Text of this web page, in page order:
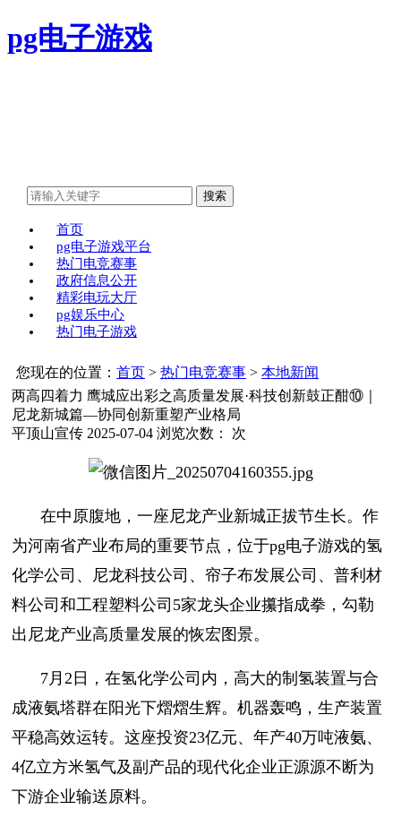
pg电子游戏
首页
pg电子游戏平台
热门电竞赛事
政府信息公开
精彩电玩大厅
pg娱乐中心
热门电子游戏
您现在的位置： 首页 > 热门电竞赛事 > 本地新闻
两高四着力 鹰城应出彩之高质量发展·科技创新鼓正酣⑩｜
尼龙新城篇—协同创新重塑产业格局
平顶山宣传 2025-07-04 浏览次数： 次
在中原腹地，一座尼龙产业新城正拔节生长。作
为河南省产业布局的重要节点，位于pg电子游戏的氢
化学公司、尼龙科技公司、帘子布发展公司、普利材
料公司和工程塑料公司5家龙头企业攥指成拳，勾勒
出尼龙产业高质量发展的恢宏图景。
7月2日，在氢化学公司内，高大的制氢装置与合
成液氨塔群在阳光下熠熠生辉。机器轰鸣，生产装置
平稳高效运转。这座投资23亿元、年产40万吨液氨、
4亿立方米氢气及副产品的现代化企业正源源不断为
下游企业输送原料。